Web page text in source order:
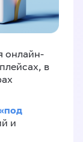
онлайн-
в
и